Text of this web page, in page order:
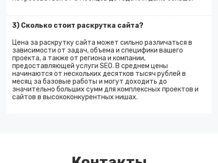
3) Сколько стоит раскрутка сайта?
Цена за раскрутку сайта может сильно различаться в
зависимости от задач, объема и специфики вашего
проекта, а также от региона и компании,
предоставляющей услуги SEO. В среднем цены
начинаются от нескольких десятков тысяч рублей в
месяц за базовые работы и могут доходить до
значительно больших сумм для комплексных проектов и
сайтов в высококонкурентных нишах.